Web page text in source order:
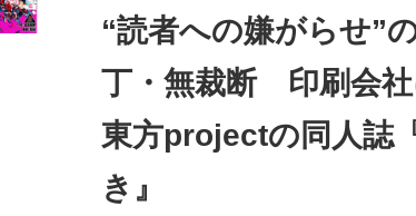
ITエンジニア向け専門サイト 企業向けIT製品の総合サイト
モノづくり技術者専門サイト
“読者への嫌がらせ”
丁・無裁断 印刷会
東方projectの同人誌
き』